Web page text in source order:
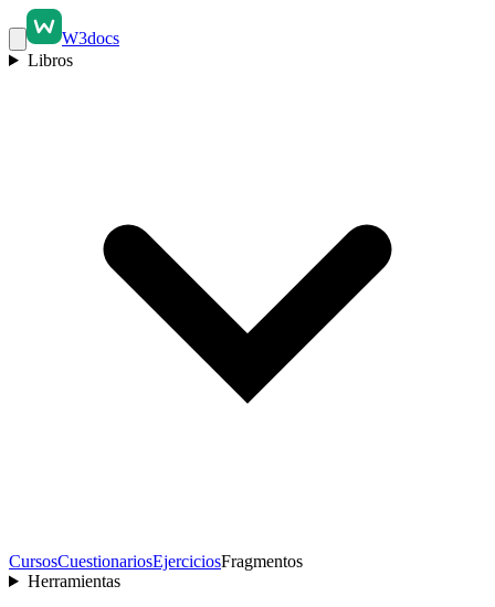
W3docs
Libros
CursosCuestionariosEjerciciosFragmentos
Herramientas